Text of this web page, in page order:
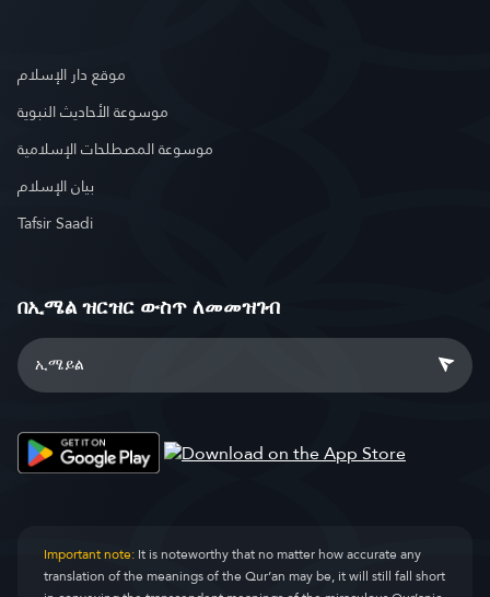
موقع دار الإسلام
موسوعة الأحاديث النبوية
موسوعة المصطلحات الإسلامية
بيان الإسلام
Tafsir Saadi
በኢሜል ዝርዝር ውስጥ ለመመዝገብ
Important note:It is noteworthy that no matter how accurate any
translation of the meanings of the Qur’an may be, it will still fall short